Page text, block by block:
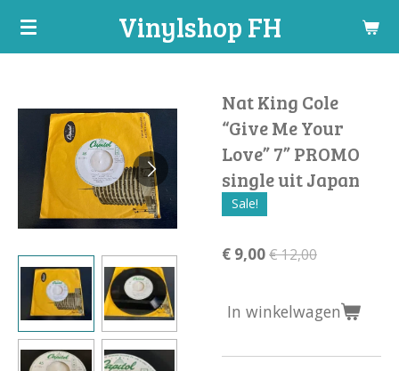
Ga
hoofdinhoud
Vinylshop FH
Nat King Cole
“Give Me Your
Love” 7” PROMO
single uit Japan
Sale!
€ 9,00€ 12,00
In winkelwagen